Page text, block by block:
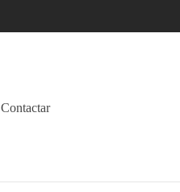
Contactar